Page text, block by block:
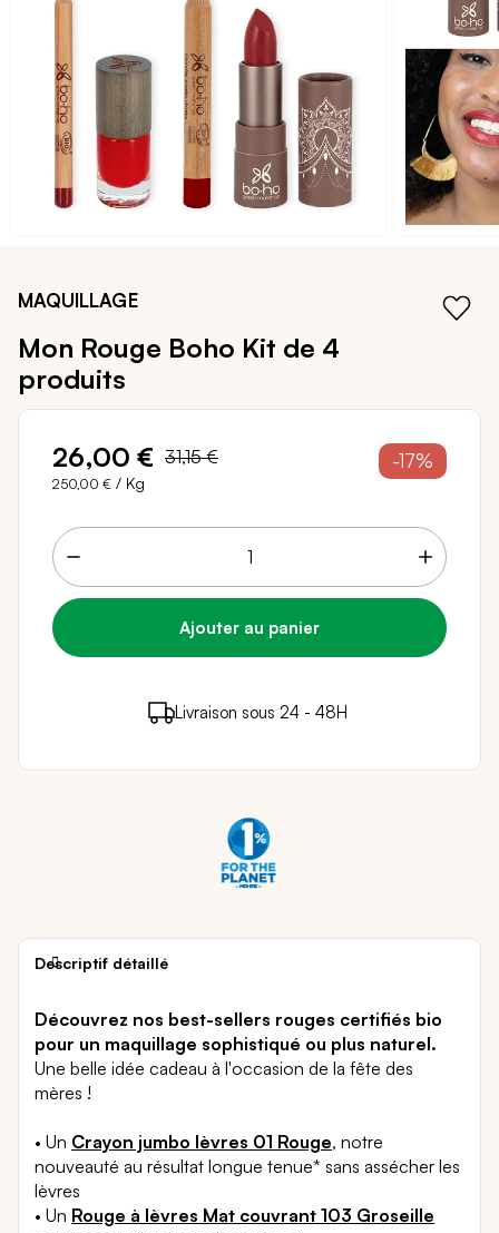
début
Galerie
MAQUILLAGE
Mon Rouge Boho Kit de 4
produits
26,00 € 31,15 €
250,00 € / Kg
-17%
26 points de fidélité ( 0,52 €
en achetant ce
Livraison sous 24 - 48H
Paiement sécurisé
Descriptif détaillé
Découvrez nos best-sellers rouges certifiés bio
pour un maquillage sophistiqué ou plus naturel.
Une belle idée cadeau à l'occasion de la fête des
mères !
• Un Crayon jumbo lèvres 01 Rouge, notre
nouveauté au résultat longue tenue* sans assécher les
lèvres
• Un Rouge à lèvres Mat couvrant 103 Groseille